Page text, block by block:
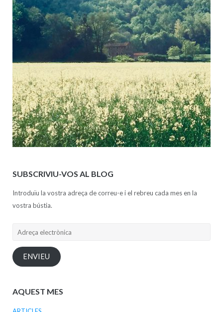
SUBSCRIVIU-VOS AL BLOG
Introduïu la vostra adreça de correu-e i el rebreu cada mes en la
vostra bústia.
Adreça
ENVIEU
AQUEST MES